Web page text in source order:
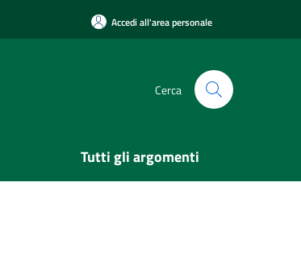
Accedi all'area personale
Cerca
Tutti gli argomenti